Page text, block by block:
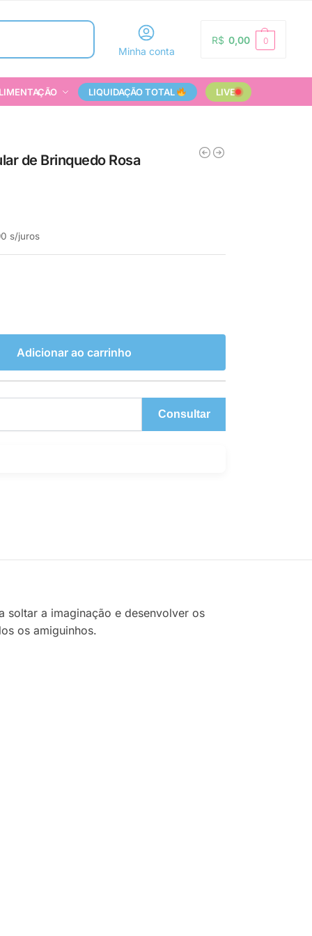
Pesquisar
Minha conta
R$ 0,00 0
LIQUIDAÇÃO TOTAL LIVE
de Brinquedo Rosa
s/juros
Adicionar ao carrinho
Consultar
soltar a imaginação e desenvolver os
os amiguinhos.